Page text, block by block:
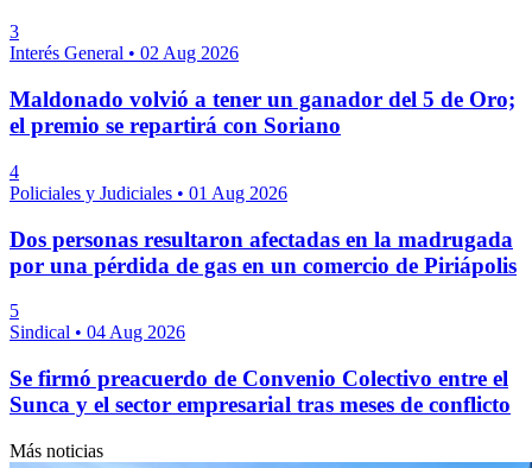
3
Interés General • 02 Aug 2026
Maldonado volvió a tener un ganador del 5 de Oro;
el premio se repartirá con Soriano
4
Policiales y Judiciales • 01 Aug 2026
Dos personas resultaron afectadas en la madrugada
por una pérdida de gas en un comercio de Piriápolis
5
Sindical • 04 Aug 2026
Se firmó preacuerdo de Convenio Colectivo entre el
Sunca y el sector empresarial tras meses de conflicto
Más noticias